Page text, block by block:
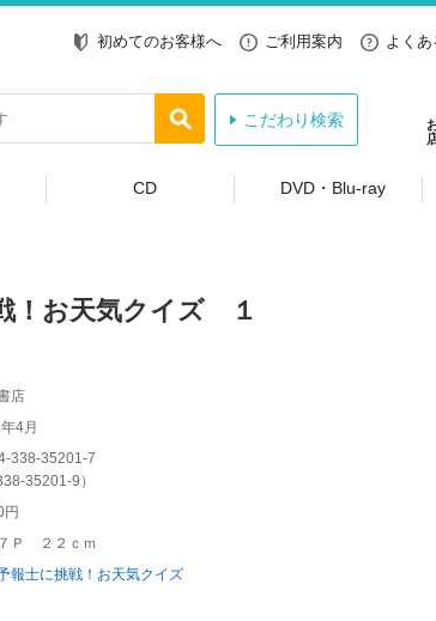
初めてのお客様へ ご利用案内 よく
こだわり検索
CD DVD・Blu-ray
！お天気クイズ １
店
4月
338-35201-7
35201-9 ）
円
Ｐ ２２ｃｍ
報士に挑戦！お天気クイズ